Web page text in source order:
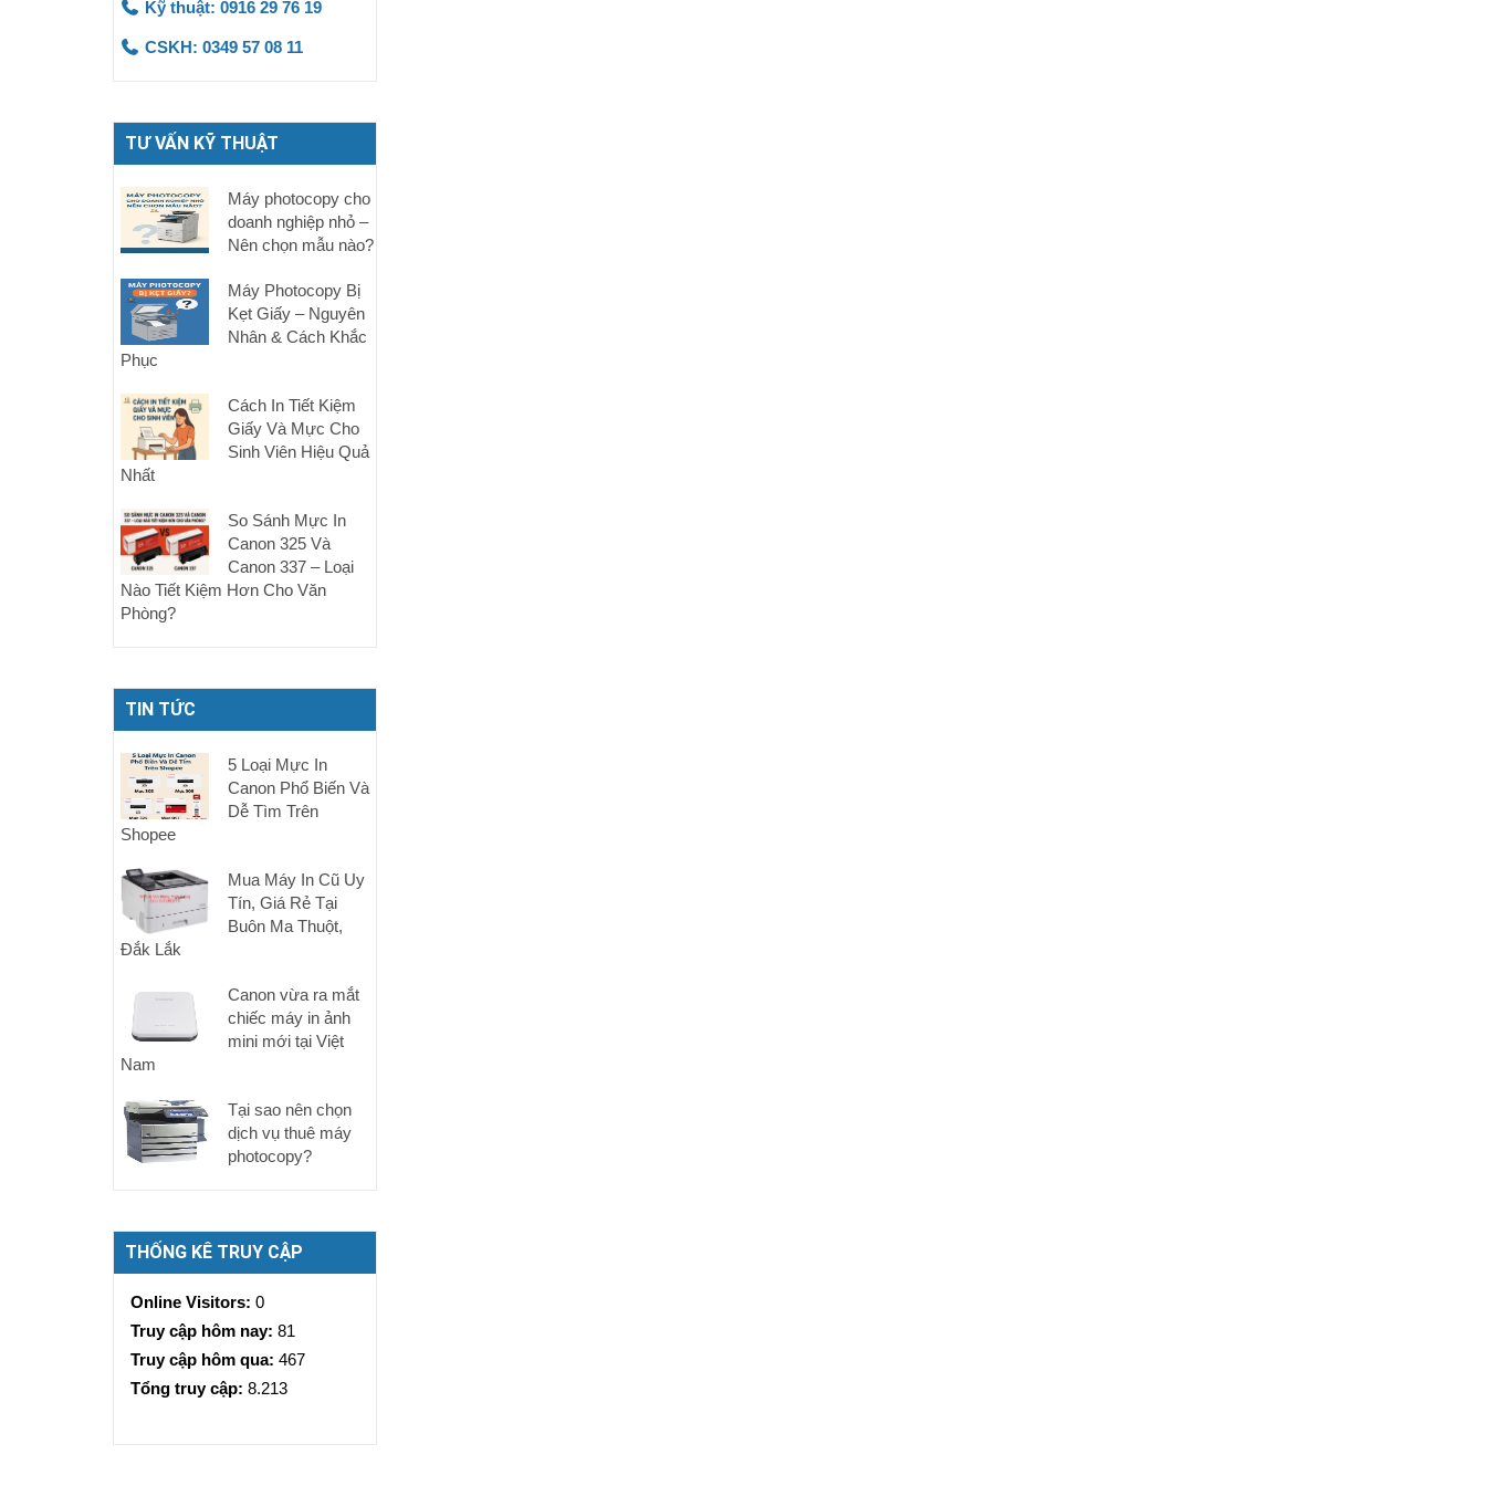
Kỹ thuật: 0916 29 76 19
CSKH: 0349 57 08 11
TƯ VẤN KỸ THUẬT
Máy photocopy cho
doanh nghiệp nhỏ –
Nên chọn mẫu nào?
Máy Photocopy Bị
Kẹt Giấy – Nguyên
Nhân & Cách Khắc
Phục
Cách In Tiết Kiệm
Giấy Và Mực Cho
Sinh Viên Hiệu Quả
Nhất
So Sánh Mực In
Canon 325 Và
Canon 337 – Loại
Nào Tiết Kiệm Hơn Cho Văn
Phòng?
TIN TỨC
5 Loại Mực In
Canon Phổ Biến Và
Dễ Tìm Trên
Shopee
Mua Máy In Cũ Uy
Tín, Giá Rẻ Tại
Buôn Ma Thuột,
Đắk Lắk
Canon vừa ra mắt
chiếc máy in ảnh
mini mới tại Việt
Nam
Tại sao nên chọn
dịch vụ thuê máy
photocopy?
THỐNG KÊ TRUY CẬP
Online Visitors: 0
Truy cập hôm nay: 81
Truy cập hôm qua: 467
Tổng truy cập: 8.213